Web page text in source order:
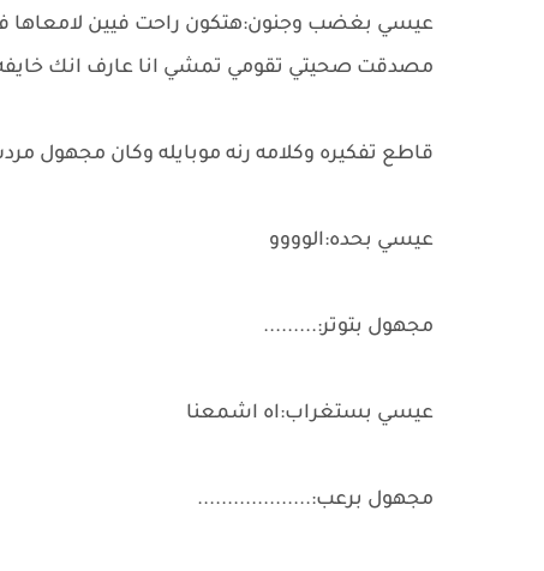
عيسي بغضب وجنون:هتكون راحت فيين لامعاها
مصدقت صحيتي تقومي تمشي انا عارف انك خايفه
قاطع تفكيره وكلامه رنه موبايله وكان مجهول
عيسي بحده:الوووو
مجهول بتوتر:.........
عيسي بستغراب:اه اشمعنا
مجهول برعب:...................